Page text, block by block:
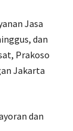
Jasa
dan
Prakoso
Jakarta
dan